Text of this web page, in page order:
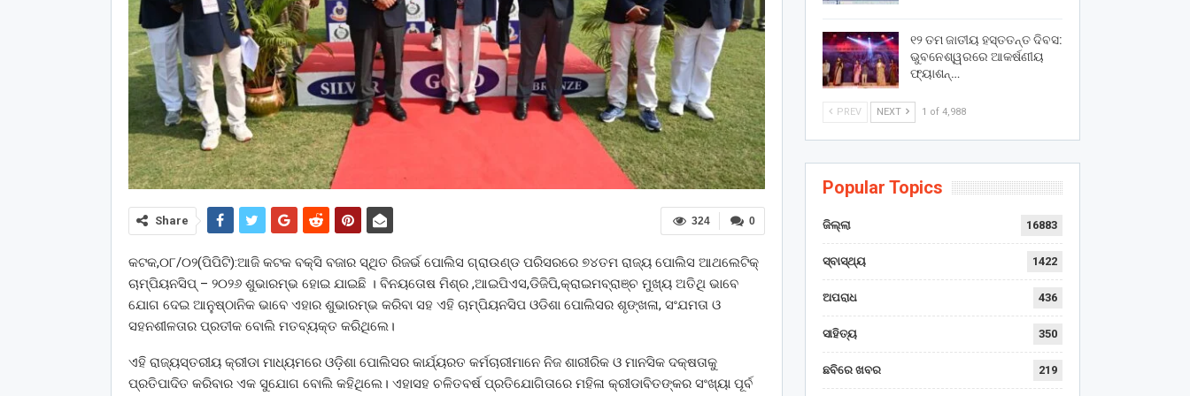
0
324
Share
କଟକ,୦୮/୦୨(ପିପିଟି):ଆଜି କଟକ ବକ୍ସି ବଜାର ସ୍ଥିତ ରିଜର୍ଭ ପୋଲିସ ଗ୍ରାଉଣ୍ଡ ପରିସରରେ ୭୪ତମ ରାଜ୍ୟ ପୋଲିସ ଆଥଲେଟିକ୍
ଚାମ୍ପିୟନସିପ୍ – ୨୦୨୬ ଶୁଭାରମ୍ଭ ହୋଇ ଯାଇଛି । ବିନୟତୋଷ ମିଶ୍ର ,ଆଇପିଏସ,ଡିଜିପି,କ୍ରାଇମବ୍ରାଞ୍ଚ ମୁଖ୍ୟ ଅତିଥି ଭାବେ
ଯୋଗ ଦେଇ ଆନୁଷ୍ଠାନିକ ଭାବେ ଏହାର ଶୁଭାରମ୍ଭ କରିବା ସହ ଏହି ଚାମ୍ପିୟନସିପ ଓଡିଶା ପୋଲିସର ଶୃଙ୍ଖଳା, ସଂଯମତା ଓ
ସହନଶୀଳତାର ପ୍ରତୀକ ବୋଲି ମତବ୍ୟକ୍ତ କରିଥିଲେ।
ଏହି ରାଜ୍ୟସ୍ତରୀୟ କ୍ରୀଡା ମାଧ୍ୟମରେ ଓଡ଼ିଶା ପୋଲିସର କାର୍ଯ୍ୟରତ କର୍ମଚାରୀମାନେ ନିଜ ଶାରୀରିକ ଓ ମାନସିକ ଦକ୍ଷତାକୁ
ପ୍ରତିପାଦିତ କରିବାର ଏକ ସୁଯୋଗ ବୋଲି କହିଥିଲେ। ଏହାସହ ଚଳିତବର୍ଷ ପ୍ରତିଯୋଗିତାରେ ମହିଳା କ୍ରୀଡାବିତଙ୍କର ସଂଖ୍ୟା ପୂର୍ବ
୧୨ ତମ ଜାତୀୟ ହସ୍ତତନ୍ତ ଦିବସ:
ଭୁବନେଶ୍ୱରରେ ଆକର୍ଷଣୀୟ
ଫ୍ୟାଶନ୍…
PREV NEXT 1 of 4,988
Popular Topics
ଜିଲ୍ଲା 16883
ସ୍ବାସ୍ଥ୍ୟ 1422
ଅପରାଧ 436
ସାହିତ୍ୟ 350
ଛବିରେ ଖବର 219